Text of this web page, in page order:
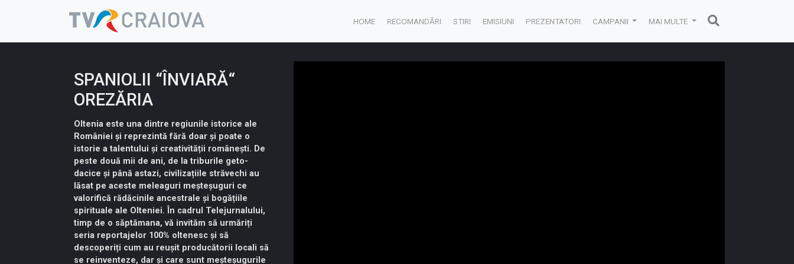
HOME RECOMANDĂRI STIRI EMISIUNI PREZENTATORI CAMPANII MAI MULTE
SPANIOLII “ÎNVIARĂ“
OREZĂRIA
Oltenia este una dintre regiunile istorice ale
României și reprezintă fără doar și poate o
istorie a talentului și creativității românești. De
peste două mii de ani, de la triburile geto-
dacice și până astazi, civilizațiile străvechi au
lăsat pe aceste meleaguri meșteșuguri ce
valorifică rădăcinile ancestrale și bogățiile
spirituale ale Olteniei. În cadrul Telejurnalului,
timp de o săptămana, vă invităm să urmăriți
seria reportajelor 100% oltenesc și să
descoperiți cum au reușit producătorii locali să
se reinventeze, dar și care sunt meșteșugurile